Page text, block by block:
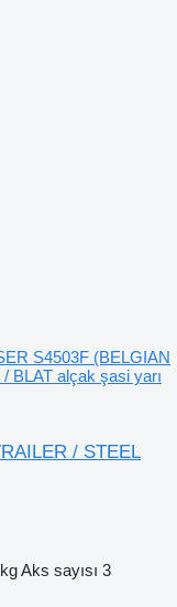
S4503F (BELGIAN
BLAT alçak şasi yarı
/ STEEL
Aks sayısı 3